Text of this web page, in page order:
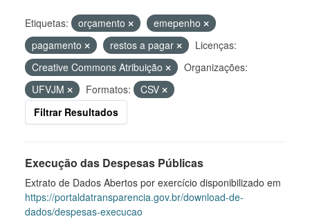
Etiquetas: orçamento
emepenho
pagamento
restos a pagar
Licenças:
Creative Commons Atribuição
Organizações:
UFVJM
Formatos:
CSV
Filtrar Resultados
Execução das Despesas Públicas
Extrato de Dados Abertos por exercício disponibilizado em
https://portaldatransparencia.gov.br/download-de-
dados/despesas-execucao